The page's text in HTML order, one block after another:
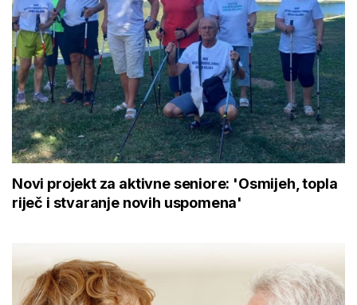
Novi projekt za aktivne seniore: 'Osmijeh, topla
riječ i stvaranje novih uspomena'